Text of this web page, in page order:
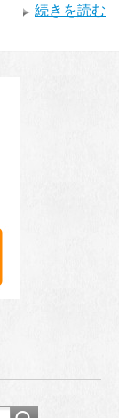
続きを読む